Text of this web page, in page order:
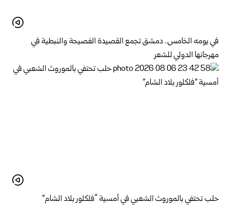
في يومه الخامس.. دمشق تجمع القصيدة الفصيحة والنبطية في
مهرجانها الدولي للشعر
حلب تحتفي بالموروث الشعبي في أمسية “فلكلور بلاد الشام”